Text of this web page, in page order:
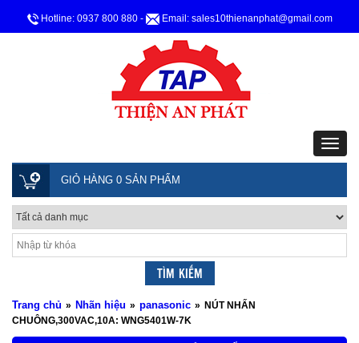
Hotline: 0937 800 880 - Email: sales10thienanphat@gmail.com
GIỎ HÀNG 0 SẢN PHẨM
Trang chủ » Nhãn hiệu » panasonic » NÚT NHẤN
CHUÔNG,300VAC,10A: WNG5401W-7K